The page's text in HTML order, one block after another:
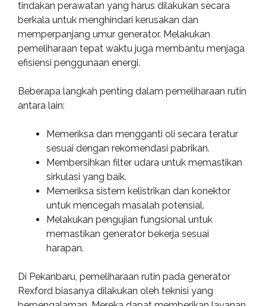
tindakan perawatan yang harus dilakukan secara
berkala untuk menghindari kerusakan dan
memperpanjang umur generator. Melakukan
pemeliharaan tepat waktu juga membantu menjaga
efisiensi penggunaan energi.
Beberapa langkah penting dalam pemeliharaan rutin
antara lain:
Memeriksa dan mengganti oli secara teratur
sesuai dengan rekomendasi pabrikan.
Membersihkan filter udara untuk memastikan
sirkulasi yang baik.
Memeriksa sistem kelistrikan dan konektor
untuk mencegah masalah potensial.
Melakukan pengujian fungsional untuk
memastikan generator bekerja sesuai
harapan.
Di Pekanbaru, pemeliharaan rutin pada generator
Rexford biasanya dilakukan oleh teknisi yang